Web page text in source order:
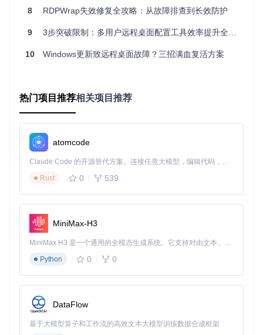
核心解决方案：版本适配与配置替换
版本适配速查
32位系统：选择文件名包含x86
64位系统：选择文件名包含
无架构标识文件：适用于特定版本的通用配置
配置替换四步法
1. 备份现有配置
2. 选择匹配配置文件
从autogenerated目录中复制与系统版本匹配的文件，例如对
10.0.19041.1348 ：
4. 重启相关服务
8 RDPWrap失效修复全攻略：从故障排查到长效防护
9 3步突破限制：多用户远程桌面配置工具效率提升全攻略
10 Windows更新致远程桌面故障？三招满血复活方案
热门项目推荐相关项目推荐
atomcode
Claude Code 的开源替代方案。连接任意大模型，编辑代码，运行命令，自动验证 — 全自动执行。用 Rust 构建，极致性能。 ｜ An open-source alternative to Claude Code. Connect any LLM, edit code, run commands, and verify changes — autonomously. Built in Rust for speed. Get Started
Rust
0 539
MiniMax-H3
MiniMax H3 是一个通用的全模态生成系统。它支持对由文本、图像、视频和音频组成的多模态上下文进行统一理解，并能生成分辨率高达 2K、时长可达 15 秒的带原生立体声音频的视频。得益于面向任务泛化的系统设计，H3 在预训练阶段就已具备广泛的多模态上下文理解与生成能力，能够出色地执行复杂的多模态指令。
Python
0 0
DataFlow
基于大模型算子和工作流的高效文本大模型训练数据合成框架